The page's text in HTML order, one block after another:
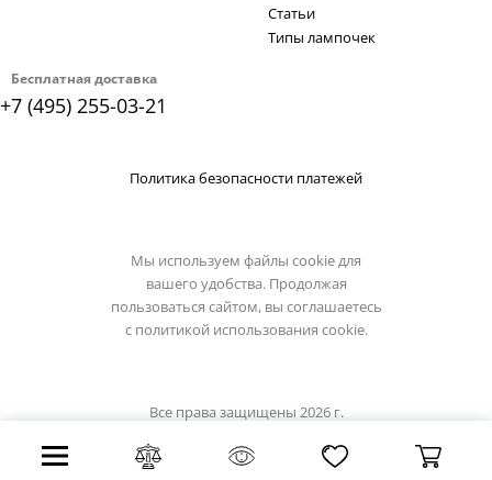
Бесплатная доставка
+7 (495) 255-03-21
Статьи
Типы лампочек
Политика безопасности платежей
Мы используем файлы cookie для
вашего удобства. Продолжая
пользоваться сайтом, вы соглашаетесь
с политикой использования cookie.
Все права защищены 2026 г.